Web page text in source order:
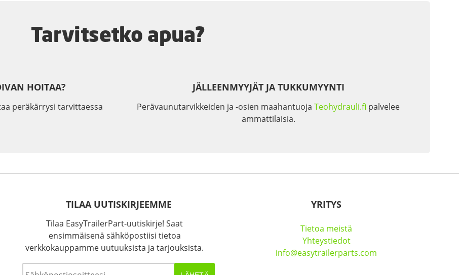
Tarvitsetko apua?
HOITAA?
peräkärrysi tarvittaessa
JÄLLEENMYYJÄT JA TUKKUMYYNTI
Perävaunutarvikkeiden ja -osien maahantuoja Teohydrauli.fi palvelee
ammattilaisia.
YRITYS
Tietoa meistä
Yhteystiedot
info@easytrailerparts.com
TILAA UUTISKIRJEEMME
Tilaa EasyTrailerPart-uutiskirje! Saat
ensimmäisenä sähköpostiisi tietoa
verkkokauppamme uutuuksista ja tarjouksista.